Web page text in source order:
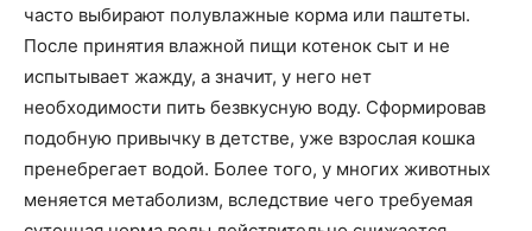
часто выбирают полувлажные корма или паштеты.
После принятия влажной пищи котенок сыт и не
испытывает жажду, а значит, у него нет
необходимости пить безвкусную воду. Сформировав
подобную привычку в детстве, уже взрослая кошка
пренебрегает водой. Более того, у многих животных
меняется метаболизм, вследствие чего требуемая